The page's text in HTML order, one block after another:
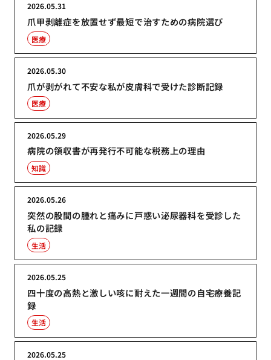
爪甲剥離症を放置せず最短で治すための病院選び
2026.05.31
医療
爪が剥がれて不安な私が皮膚科で受けた診断記録
2026.05.30
医療
病院の領収書が再発行不可能な税務上の理由
2026.05.29
知識
突然の股間の腫れと痛みに戸惑い泌尿器科を受診した
私の記録
2026.05.26
生活
四十度の高熱と激しい咳に耐えた一週間の自宅療養記
録
2026.05.25
生活
2026.05.25